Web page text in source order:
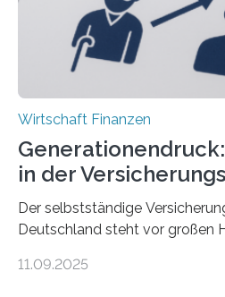
Wirtschaft Finanzen
in der
Der selbstständige
Deutschland steht vor großen
Dr. Matthias Beenken und Prof.
11.09.2025